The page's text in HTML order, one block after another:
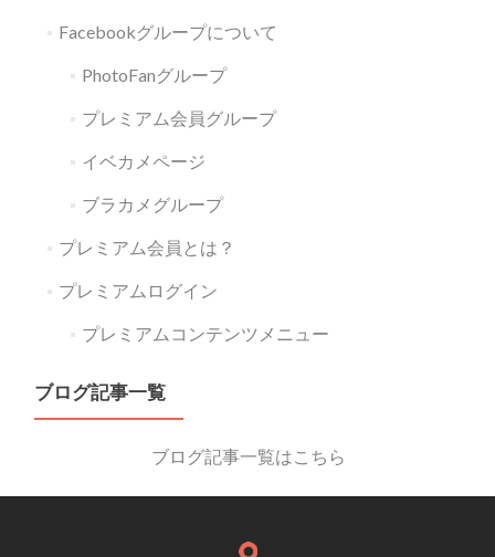
Facebookグループについて
PhotoFanグループ
プレミアム会員グループ
イベカメページ
ブラカメグループ
プレミアム会員とは？
プレミアムログイン
プレミアムコンテンツメニュー
ブログ記事一覧
ブログ記事一覧はこちら